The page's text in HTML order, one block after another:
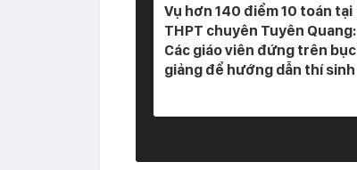
Vụ hơn 140 điểm 10 toán tại
THPT chuyên Tuyên Quang:
Các giáo viên đứng trên bục
giảng để hướng dẫn thí sinh